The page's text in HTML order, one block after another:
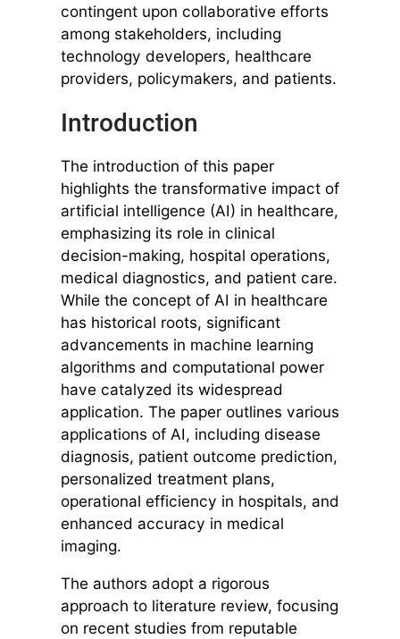
contingent upon collaborative efforts
among stakeholders, including
technology developers, healthcare
providers, policymakers, and patients.
Introduction
The introduction of this paper
highlights the transformative impact of
artificial intelligence (AI) in healthcare,
emphasizing its role in clinical
decision-making, hospital operations,
medical diagnostics, and patient care.
While the concept of AI in healthcare
has historical roots, significant
advancements in machine learning
algorithms and computational power
have catalyzed its widespread
application. The paper outlines various
applications of AI, including disease
diagnosis, patient outcome prediction,
personalized treatment plans,
operational efficiency in hospitals, and
enhanced accuracy in medical
imaging.
The authors adopt a rigorous
approach to literature review, focusing
on recent studies from reputable